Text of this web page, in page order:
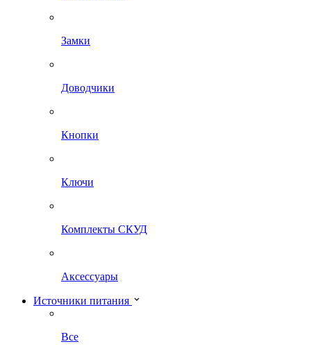
Замки
Доводчики
Кнопки
Ключи
Комплекты СКУД
Аксессуары
Источники питания
Все